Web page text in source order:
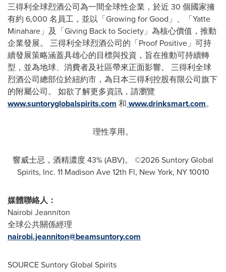
三得利全球烈酒公司為一間全球性企業，於近 30 個國家擁
有約 6,000 名員工，並以「Growing for Good」、「Yatte
Minahare」及「Giving Back to Society」為核心價值，推動
企業發展。 三得利全球烈酒公司的「Proof Positive」可持
續發展策略涵蓋具雄心的目標與投資，旨在推動可持續轉
型，並為地球、消費者及社區帶來正面影響。 三得利全球
烈酒公司總部位於紐約市，為日本三得利控股有限公司旗下
的附屬公司。 如欲了解更多資訊，請瀏覽
www.suntoryglobalspirits.com 和 www.drinksmart.com。
理性享用。
響威士忌，酒精濃度 43% (ABV)。 ©2026 Suntory Global
Spirits, Inc. 11 Madison Ave 12th Fl, New York, NY 10010
媒體聯絡人：
Nairobi Jeanniton
全球公共關係經理
nairobi.jeanniton@beamsuntory.com
SOURCE Suntory Global Spirits